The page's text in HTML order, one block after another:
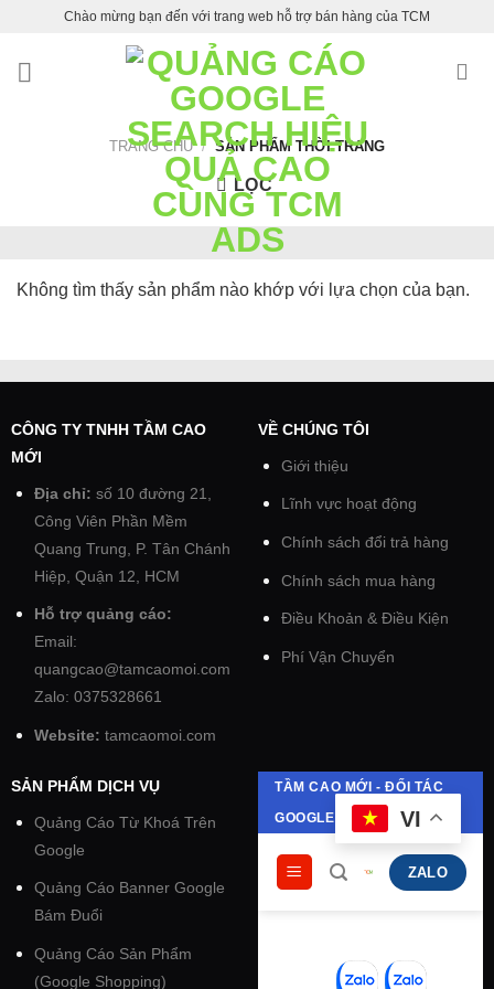
content
Chào mừng bạn đến với trang web hỗ trợ bán hàng của TCM
TRANG CHỦ / SẢN PHẨM THỜI TRANG
LỌC
Không tìm thấy sản phẩm nào khớp với lựa chọn của bạn.
CÔNG TY TNHH TẦM CAO
MỚI
Địa chỉ: số 10 đường 21,
Công Viên Phần Mềm
Quang Trung, P. Tân Chánh
Hiệp, Quận 12, HCM
Hỗ trợ quảng cáo:
Email:
quangcao@tamcaomoi.com
Zalo: 0375328661
Website: tamcaomoi.com
VỀ CHÚNG TÔI
Giới thiệu
Lĩnh vực hoạt động
Chính sách đổi trả hàng
Chính sách mua hàng
Điều Khoản & Điều Kiện
Phí Vận Chuyển
SẢN PHẨM DỊCH VỤ
Quảng Cáo Từ Khoá Trên
Google
Quảng Cáo Banner Google
Bám Đuổi
Quảng Cáo Sản Phẩm
(Google Shopping)